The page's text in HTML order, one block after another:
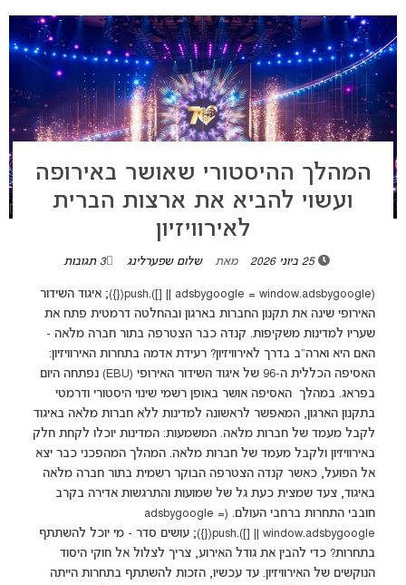
המהלך ההיסטורי שאושר באירופה
ועשוי להביא את ארצות הברית
לאירוויזיון
25 ביוני 2026 מאת שלום שפערלינג 3 תגובות
(adsbygoogle = window.adsbygoogle || []).push({}); איגוד השידור
האירופי שינה את תקנון החברות בארגון ובהחלטה דרמטית פתח את
שעריו למדינות משקיפות. קנדה כבר הצטרפה בתור חברה מלאה -
האם היא וארה"ב בדרך לאירוויזיון? רעידת אדמה בתחרות האירוויזיון:
האסיפה הכללית ה-96 של איגוד השידור האירופי (EBU) נפתחה היום
בפראג. במהלך האסיפה אושר באופן רשמי שינוי היסטורי ודרמטי
בתקנון הארגון, המאפשר לראשונה למדינות ללא חברות מלאה באיגוד
לקבל מעמד של חברות מלאה. המשמעות: המדינות יוכלו לקחת חלק
באירוויזיון ולקבל מעמד של חברות מלאה. המהלך המהפכני כבר יצא
אל הפועל, כאשר קנדה הצטרפה הבוקר רשמית בתור חברה מלאה
באיגוד, צעד שמצית כעת גל של שמועות והתרגשות אדירה בקרב
חובבי התחרות ברחבי העולם. (adsbygoogle =
window.adsbygoogle || []).push({}); עושים סדר - מי יוכל להשתתף
בתחרות? כדי להבין את גודל האירוע, צריך לצלול אל חוקי היסוד
הנוקשים של האירוויזיון. עד עכשיו, הזכות להשתתף בתחרות הייתה